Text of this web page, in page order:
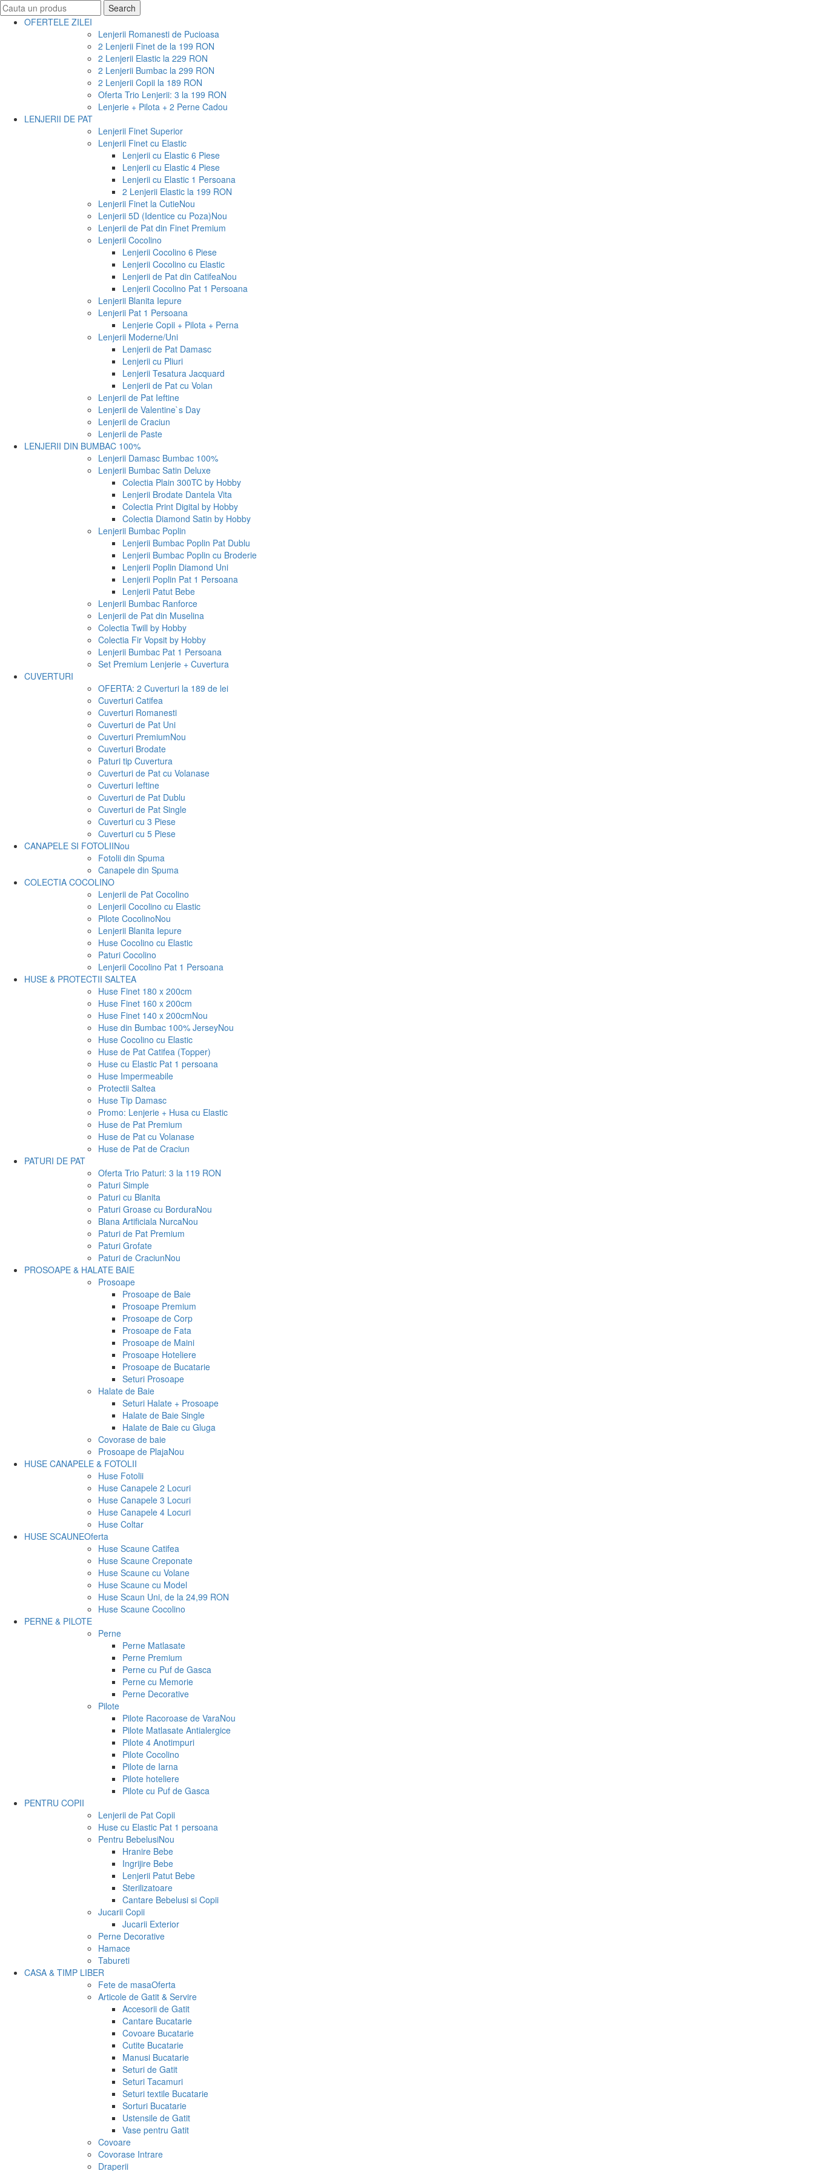
Search
for:
Search
OFERTELE ZILEI
Lenjerii Romanesti de Pucioasa
2 Lenjerii Finet de la 199 RON
2 Lenjerii Elastic la 229 RON
2 Lenjerii Bumbac la 299 RON
2 Lenjerii Copii la 189 RON
Oferta Trio Lenjerii: 3 la 199 RON
Lenjerie + Pilota + 2 Perne Cadou
LENJERII DE PAT
Lenjerii Finet Superior
Lenjerii Finet cu Elastic
Lenjerii cu Elastic 6 Piese
Lenjerii cu Elastic 4 Piese
Lenjerii cu Elastic 1 Persoana
2 Lenjerii Elastic la 199 RON
Lenjerii Finet la CutieNou
Lenjerii 5D (Identice cu Poza)Nou
Lenjerii de Pat din Finet Premium
Lenjerii Cocolino
Lenjerii Cocolino 6 Piese
Lenjerii Cocolino cu Elastic
Lenjerii de Pat din CatifeaNou
Lenjerii Cocolino Pat 1 Persoana
Lenjerii Blanita Iepure
Lenjerii Pat 1 Persoana
Lenjerie Copii + Pilota + Perna
Lenjerii Moderne/Uni
Lenjerii de Pat Damasc
Lenjerii cu Pliuri
Lenjerii Tesatura Jacquard
Lenjerii de Pat cu Volan
Lenjerii de Pat Ieftine
Lenjerii de Valentine`s Day
Lenjerii de Craciun
Lenjerii de Paste
LENJERII DIN BUMBAC 100%
Lenjerii Damasc Bumbac 100%
Lenjerii Bumbac Satin Deluxe
Colectia Plain 300TC by Hobby
Lenjerii Brodate Dantela Vita
Colectia Print Digital by Hobby
Colectia Diamond Satin by Hobby
Lenjerii Bumbac Poplin
Lenjerii Bumbac Poplin Pat Dublu
Lenjerii Bumbac Poplin cu Broderie
Lenjerii Poplin Diamond Uni
Lenjerii Poplin Pat 1 Persoana
Lenjerii Patut Bebe
Lenjerii Bumbac Ranforce
Lenjerii de Pat din Muselina
Colectia Twill by Hobby
Colectia Fir Vopsit by Hobby
Lenjerii Bumbac Pat 1 Persoana
Set Premium Lenjerie + Cuvertura
CUVERTURI
OFERTA: 2 Cuverturi la 189 de lei
Cuverturi Catifea
Cuverturi Romanesti
Cuverturi de Pat Uni
Cuverturi PremiumNou
Cuverturi Brodate
Paturi tip Cuvertura
Cuverturi de Pat cu Volanase
Cuverturi Ieftine
Cuverturi de Pat Dublu
Cuverturi de Pat Single
Cuverturi cu 3 Piese
Cuverturi cu 5 Piese
CANAPELE SI FOTOLIINou
Fotolii din Spuma
Canapele din Spuma
COLECTIA COCOLINO
Lenjerii de Pat Cocolino
Lenjerii Cocolino cu Elastic
Pilote CocolinoNou
Lenjerii Blanita Iepure
Huse Cocolino cu Elastic
Paturi Cocolino
Lenjerii Cocolino Pat 1 Persoana
HUSE & PROTECTII SALTEA
Huse Finet 180 x 200cm
Huse Finet 160 x 200cm
Huse Finet 140 x 200cmNou
Huse din Bumbac 100% JerseyNou
Huse Cocolino cu Elastic
Huse de Pat Catifea (Topper)
Huse cu Elastic Pat 1 persoana
Huse Impermeabile
Protectii Saltea
Huse Tip Damasc
Promo: Lenjerie + Husa cu Elastic
Huse de Pat Premium
Huse de Pat cu Volanase
Huse de Pat de Craciun
PATURI DE PAT
Oferta Trio Paturi: 3 la 119 RON
Paturi Simple
Paturi cu Blanita
Paturi Groase cu BorduraNou
Blana Artificiala NurcaNou
Paturi de Pat Premium
Paturi Grofate
Paturi de CraciunNou
PROSOAPE & HALATE BAIE
Prosoape
Prosoape de Baie
Prosoape Premium
Prosoape de Corp
Prosoape de Fata
Prosoape de Maini
Prosoape Hoteliere
Prosoape de Bucatarie
Seturi Prosoape
Halate de Baie
Seturi Halate + Prosoape
Halate de Baie Single
Halate de Baie cu Gluga
Covorase de baie
Prosoape de PlajaNou
HUSE CANAPELE & FOTOLII
Huse Fotolii
Huse Canapele 2 Locuri
Huse Canapele 3 Locuri
Huse Canapele 4 Locuri
Huse Coltar
HUSE SCAUNEOferta
Huse Scaune Catifea
Huse Scaune Creponate
Huse Scaune cu Volane
Huse Scaune cu Model
Huse Scaun Uni, de la 24,99 RON
Huse Scaune Cocolino
PERNE & PILOTE
Perne
Perne Matlasate
Perne Premium
Perne cu Puf de Gasca
Perne cu Memorie
Perne Decorative
Pilote
Pilote Racoroase de VaraNou
Pilote Matlasate Antialergice
Pilote 4 Anotimpuri
Pilote Cocolino
Pilote de Iarna
Pilote hoteliere
Pilote cu Puf de Gasca
PENTRU COPII
Lenjerii de Pat Copii
Huse cu Elastic Pat 1 persoana
Pentru BebelusiNou
Hranire Bebe
Ingrijire Bebe
Lenjerii Patut Bebe
Sterilizatoare
Cantare Bebelusi si Copii
Jucarii Copii
Jucarii Exterior
Perne Decorative
Hamace
Tabureti
CASA & TIMP LIBER
Fete de masaOferta
Articole de Gatit & Servire
Accesorii de Gatit
Cantare Bucatarie
Covoare Bucatarie
Cutite Bucatarie
Manusi Bucatarie
Seturi de Gatit
Seturi Tacamuri
Seturi textile Bucatarie
Sorturi Bucatarie
Ustensile de Gatit
Vase pentru Gatit
Covoare
Covorase Intrare
Draperii